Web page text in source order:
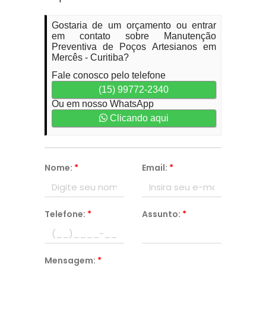
Gostaria de um orçamento ou entrar
em contato sobre Manutenção
Preventiva de Poços Artesianos em
Mercês - Curitiba?
Fale conosco pelo telefone
(15) 99772-2340
Ou em nosso WhatsApp
Clicando aqui
Nome: * Email: *
Telefone: * Assunto: *
Mensagem: *